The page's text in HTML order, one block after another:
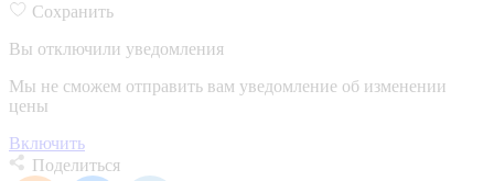
Сохранить
Вы отключили уведомления
Мы не сможем отправить вам уведомление об изменении
цены
Включить
Поделиться